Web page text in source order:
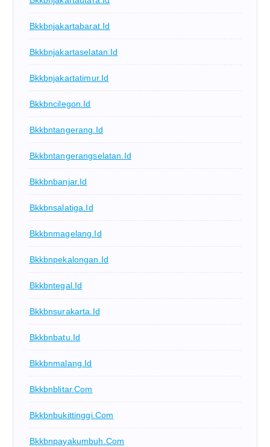
Bkkbnjakartabarat.id
Bkkbnjakartaselatan.id
Bkkbnjakartatimur.id
Bkkbncilegon.id
Bkkbntangerang.id
Bkkbntangerangselatan.id
Bkkbnbanjar.id
Bkkbnsalatiga.id
Bkkbnmagelang.id
Bkkbnpekalongan.id
Bkkbntegal.id
Bkkbnsurakarta.id
Bkkbnbatu.id
Bkkbnmalang.id
Bkkbnblitar.com
Bkkbnbukittinggi.com
Bkkbnpayakumbuh.com